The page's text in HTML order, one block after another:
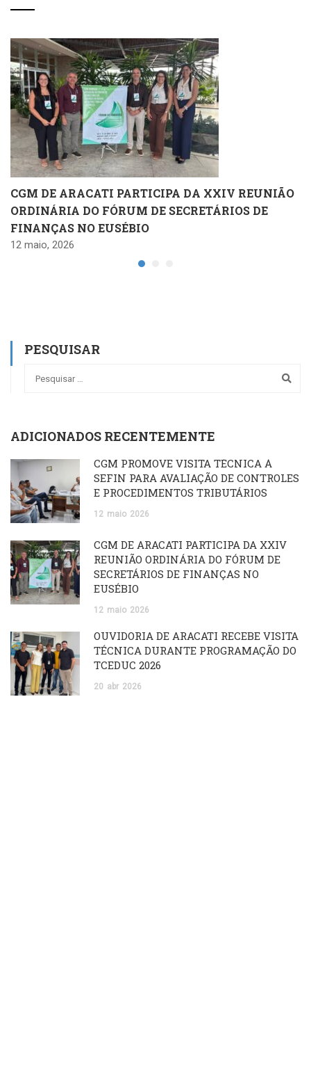
CGM DE ARACATI PARTICIPA DA XXIV REUNIÃO
ORDINÁRIA DO FÓRUM DE SECRETÁRIOS DE
FINANÇAS NO EUSÉBIO
12 maio, 2026
PESQUISAR
ADICIONADOS RECENTEMENTE
CGM PROMOVE VISITA TÉCNICA À
SEFIN PARA AVALIAÇÃO DE CONTROLES
E PROCEDIMENTOS TRIBUTÁRIOS
12 maio 2026
CGM DE ARACATI PARTICIPA DA XXIV
REUNIÃO ORDINÁRIA DO FÓRUM DE
SECRETÁRIOS DE FINANÇAS NO
EUSÉBIO
12 maio 2026
OUVIDORIA DE ARACATI RECEBE VISITA
TÉCNICA DURANTE PROGRAMAÇÃO DO
TCEDUC 2026
20 abr 2026